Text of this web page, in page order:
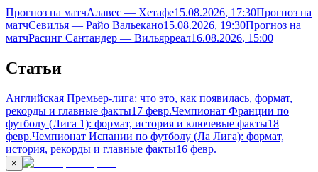
Прогноз на матчАлавес — Хетафе15.08.2026, 17:30Прогноз на
матчСевилья — Райо Вальекано15.08.2026, 19:30Прогноз на
матчРасинг Сантандер — Вильярреал16.08.2026, 15:00
Статьи
Английская Премьер-лига: что это, как появилась, формат,
рекорды и главные факты17 февр.Чемпионат Франции по
футболу (Лига 1): формат, история и ключевые факты18
февр.Чемпионат Испании по футболу (Ла Лига): формат,
история, рекорды и главные факты16 февр.
×